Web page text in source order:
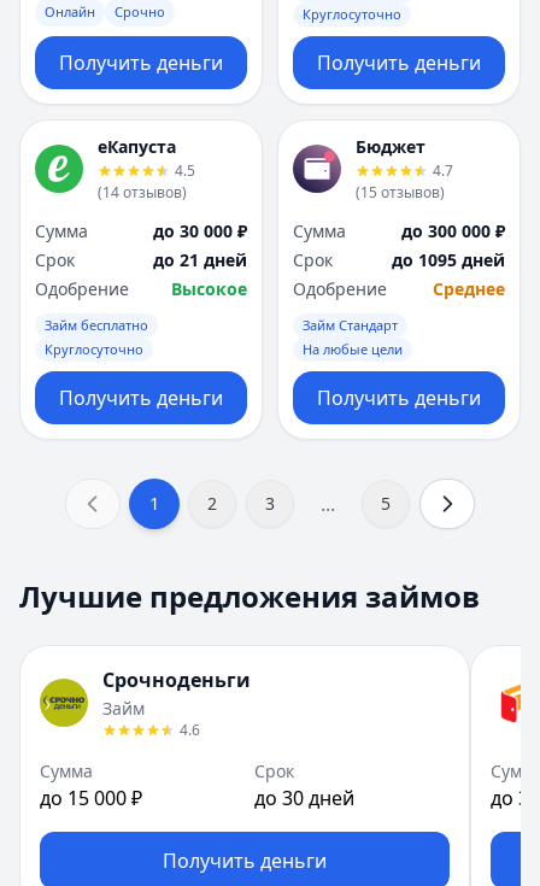
Онлайн Срочно
Получить деньги
Круглосуточно
Получить деньги
еКапуста
4.5
(14отзывов)
Сумма
до 30 000 ₽
Срок
до 21 дней
Одобрение
Высокое
Займ бесплатно
Круглосуточно
Получить деньги
Бюджет
4.7
(15 отзывов)
Сумма
до 300 000 ₽
Срок
до 1095 дней
Одобрение
Среднее
Займ Стандарт
На любые цели
Получить деньги
1 2 3 ... 5
Лучшие предложения займов
Срочноденьги
Займ
4.6
Сумма
до 15 000 ₽
Срок
до 30 дней
Получить деньги
до